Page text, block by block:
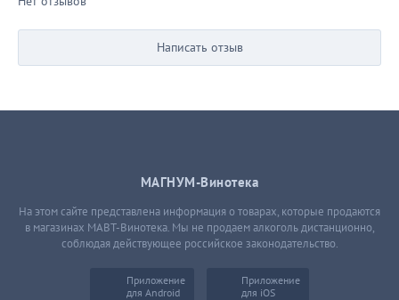
Написать отзыв
МАГНУМ-Винотека
На этом сайте представлена информация о товарах, которые продаются
в магазинах МАВТ-Винотека. Мы не продаем алкоголь дистанционно,
соблюдая действующее российское законодательство.
Приложение
для Android
Приложение
для iOS